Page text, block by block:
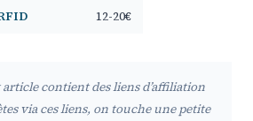
12-20€
contient des liens d’affiliation
via ces liens, on touche une petite